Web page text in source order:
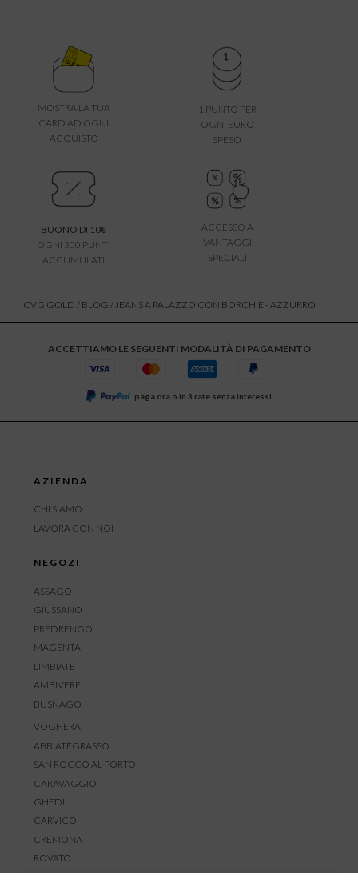
MOSTRA LA TUA
CARD AD OGNI
ACQUISTO
1 PUNTO PER
OGNI EURO
SPESO
BUONO DI 10€
OGNI 300 PUNTI
ACCUMULATI
ACCESSO A
VANTAGGI
SPECIALI
CVG GOLD / BLOG / JEANS A PALAZZO CON BORCHIE - AZZURRO
ACCETTIAMO LE SEGUENTI MODALITÀ DI PAGAMENTO
paga ora o in 3 rate senza interessi
AZIENDA
CHI SIAMO
LAVORA CON NOI
NEGOZI
ASSAGO
GIUSSANO
PREDRENGO
MAGENTA
LIMBIATE
AMBIVERE
BUSNAGO
VOGHERA
ABBIATEGRASSO
SAN ROCCO AL PORTO
CARAVAGGIO
GHEDI
CARVICO
CREMONA
ROVATO